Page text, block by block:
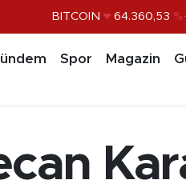
DOLAR 47,7069
BITCOIN 64.360,53
Spor Magazin